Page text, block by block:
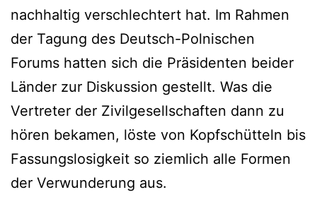
nachhaltig verschlechtert hat. Im Rahmen
der Tagung des Deutsch-Polnischen
Forums hatten sich die Präsidenten beider
Länder zur Diskussion gestellt. Was die
Vertreter der Zivilgesellschaften dann zu
hören bekamen, löste von Kopfschütteln bis
Fassungslosigkeit so ziemlich alle Formen
der Verwunderung aus.